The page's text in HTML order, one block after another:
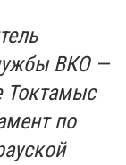
ВКО —
Токтамыс
по